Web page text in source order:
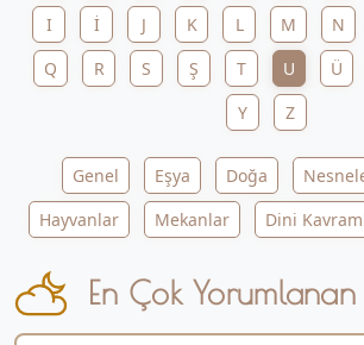
I
İ J K L M N
Q
R S Ş T U Ü
Y
Z
Genel Eşya Doğa
Hayvanlar
Mekanlar Dini
En Çok